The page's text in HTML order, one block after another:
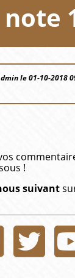
le 01-10-2018
!
suivant